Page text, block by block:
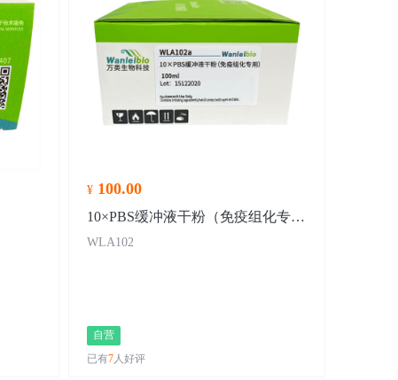
¥ 100.00
10×PBS缓冲液干粉（免疫组化专用 ）
WLA102
自营
已有7人好评